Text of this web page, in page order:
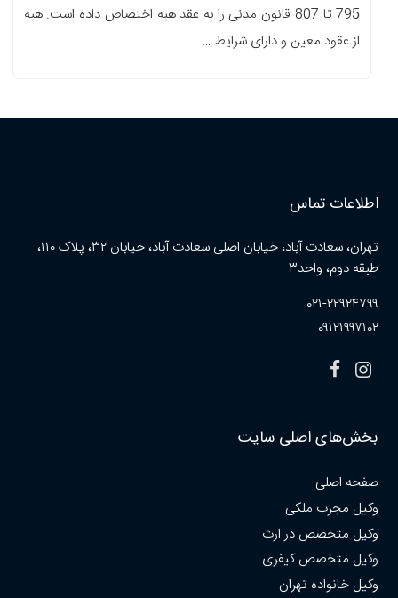
795 تا 807 قانون مدنی را به عقد هبه اختصاص داده است. هبه
از عقود معین و دارای شرایط …
اطلاعات تماس
تهران، سعادت آباد، خیابان اصلی سعادت آباد، خیابان ۳۲، پلاک ۱۱۰،
طبقه دوم، واحد۳
۰۲۱-۲۲۹۲۴۷۹۹
۰۹۱۲۱۹۹۷۱۰۲
بخش‌های اصلی سایت
صفحه اصلی
وکیل مجرب ملکی
وکیل متخصص در ارث
وکیل متخصص کیفری
وکیل خانواده تهران